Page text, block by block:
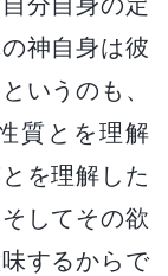
神自身は彼
いうのも、
質とを理解
を理解した
してその欲
するからで